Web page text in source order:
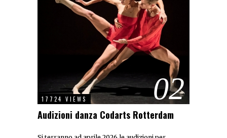
02
17724 VIEWS
Audizioni danza Codarts Rotterdam